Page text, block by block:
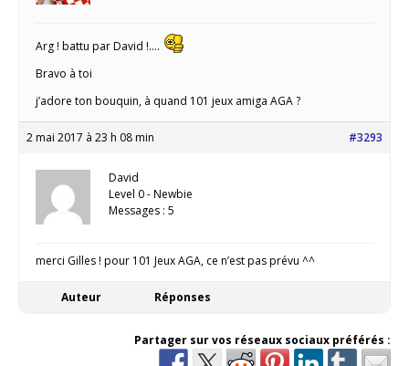
Arg ! battu par David !….
Bravo à toi
j’adore ton bouquin, à quand 101 jeux amiga AGA ?
2 mai 2017 à 23 h 08 min #3293
David
Level 0 - Newbie
Messages : 5
merci Gilles ! pour 101 Jeux AGA, ce n’est pas prévu ^^
Auteur Réponses
Partager sur vos réseaux sociaux préférés :